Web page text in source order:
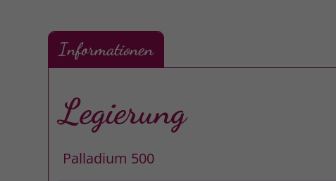
Informationen
Legierung
Palladium 500